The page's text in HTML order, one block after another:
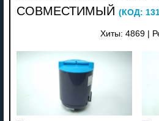
СОВМЕСТИМЫЙ (КОД:
Хиты: 4869